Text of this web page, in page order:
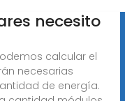
necesito
calcular el
necesarias
de energía.